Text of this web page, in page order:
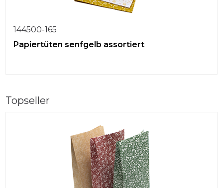
144500-165
Papiertüten senfgelb assortiert
Topseller